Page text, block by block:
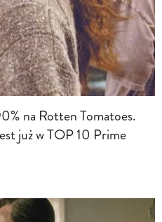
na Rotten Tomatoes.
już w TOP 10 Prime